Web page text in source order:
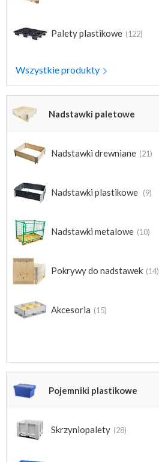
Palety plastikowe (122)
Wszystkie produkty
Nadstawki paletowe
Nadstawki drewniane (21)
Nadstawki plastikowe (9)
Nadstawki metalowe (10)
Pokrywy do nadstawek (14)
Akcesoria (15)
Pojemniki plastikowe
Skrzyniopalety (28)